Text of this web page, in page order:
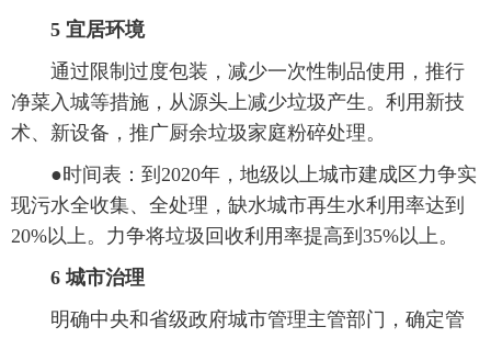
5 宜居环境
通过限制过度包装，减少一次性制品使用，推行
净菜入城等措施，从源头上减少垃圾产生。利用新技
术、新设备，推广厨余垃圾家庭粉碎处理。
●时间表：到2020年，地级以上城市建成区力争实
现污水全收集、全处理，缺水城市再生水利用率达到
20%以上。力争将垃圾回收利用率提高到35%以上。
6 城市治理
明确中央和省级政府城市管理主管部门，确定管